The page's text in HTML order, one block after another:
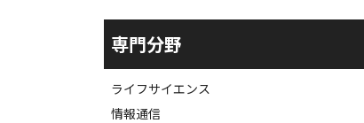
専門分野
ライフサイエンス
情報通信